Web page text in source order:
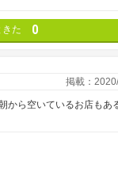
きた 0
掲載：
から空いているお店もあ